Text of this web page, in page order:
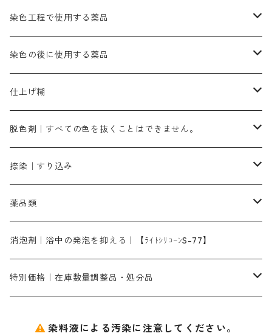
染料一覧ー100g入り
染料一覧ー500g入り
1kg
ピンクMB｜ピンク色
ローズMB｜鮮やかなピンク色）
スカイブルーMG｜緑みの空色
ターキスブルーHNG｜緑みの空色
ダークグリンMG（定番の色合い）
グリーンMB｜緑色
茶色系
ダークブロンMFB｜こげ茶色
ブロンHNR｜こげ茶色
黒色系
ブラックMK（赤みの黒色）
ブラックMG（青みの黒色）
白色系（定番の色合い）
ネオホワイトR
霧島産・晩秋茶｜黄金色（赤みの黄色）｜準備中
54cm×54cm（バンダナ）｜端の始末も綿糸｜タグなし
ローダミンB｜赤紫色｜マゼンダ色
硫酸第一鉄｜鉄媒染剤
摺込み刷毛（スリコミハケ）ー夏毛（硬いタイプ）
摺込み刷毛（スリコミハケ）ー冬毛（柔らかいタイプ）
片羽刷毛
ローケツ筆
ローケツ用筆｜1本～販売
ローケツ用筆ー10%off｜20本セットお取り寄せ品
洋型紙（9番手｜中薄口、10番手｜中厚口）
有償サンプル品｜約20cm×27cm
洋型紙9番手｜中薄口｜約54cm×110cm
張木｜入荷待ち
伸子
型洗いブラシ
精練剤｜汚れ落とし剤｜針状マルセル石鹸
糊落とし剤｜ソルベンCA
濃染処理剤｜ソルバックスPS－900
染色工程で使用する薬品
染料の吸収促進剤
酢酸｜絹・羊毛・ナイロンに使用する
芒硝｜綿・麻の染色に使用する。
染料のムラ染め抑制剤（均染剤）
アゾリン200％｜綿・麻・絹・羊毛・ナイロンの染色
レオニールEHC｜反応染料用
染料の浸透剤
ソルバライトS-70｜各種繊維の浸し染めに使用可能
染料の定着向上剤
ライトフィックスAコンク｜綿・麻もしくは直接染料で染めた素材
シルクフィックス３A｜絹の染料定着向上剤
アルカリ剤｜反応染料用
ソーダ灰
染料溶解剤
セレナゾールPDN｜各種染料の染料溶解剤
染色の後に使用する薬品
ソーピング剤｜未定着の染料を除去すること
ネオポールB－300｜反応染料のソーピング剤
仕上げ剤｜柔軟・平滑剤
白場汚染防止剤
仕上げ糊
カルボキシメチルセルロース（CMC）
海藻系
たんぱく質系
化学糊（PVA）
防腐剤｜アルカリ性
脱色剤｜すべての色を抜くことはできません。
脱色剤
全体脱色｜ハイドロサルファイトコンク
部分脱色｜デグロリンSコンク
脱色助剤｜浸透・複色抑制剤
メイプロガムNP｜にじみ防止剤
アミラヂンD｜浸透・複色抑制剤
捺染｜すり込み
染料溶解剤｜染料の均一な浸透・吸着を補助する
捺染糊
メイプロガムNP（綿・麻・絹用｜直接・酸性・含金染料用）
白場汚染防止剤｜ソーピング剤｜水洗する際の再汚染防止剤
薬品類
ア行
カ行
消泡剤｜浴中の発泡を抑える｜【ﾗｲﾄｼﾘｺｰﾝS-77】
特別価格｜在庫数量調整品・処分品
染料液による汚染に注意してください。